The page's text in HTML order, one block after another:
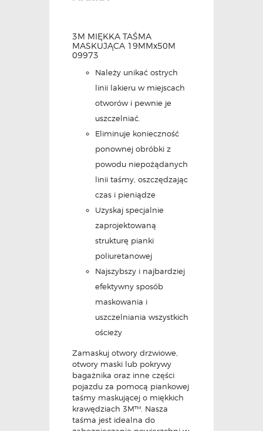
3M MIĘKKA TAŚMA
MASKUJĄCA 19MMx50M
09973
Należy unikać ostrych
linii lakieru w miejscach
otworów i pewnie je
uszczelniać.
Eliminuje konieczność
ponownej obróbki z
powodu niepożądanych
linii taśmy, oszczędzając
czas i pieniądze
Uzyskaj specjalnie
zaprojektowaną
strukturę pianki
poliuretanowej
Najszybszy i najbardziej
efektywny sposób
maskowania i
uszczelniania wszystkich
ościeży
Zamaskuj otwory drzwiowe,
otwory maski lub pokrywy
bagażnika oraz inne części
pojazdu za pomocą piankowej
taśmy maskującej o miękkich
krawędziach 3M™. Nasza
taśma jest idealna do